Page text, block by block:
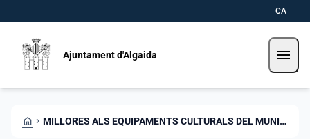
CA
Ajuntament d'Algaida menu
HOME CHEVRON_RIGHT MILLORES ALS EQUIPAMENTS CULTURALS DEL MUNICIPI D’ALGAIDA